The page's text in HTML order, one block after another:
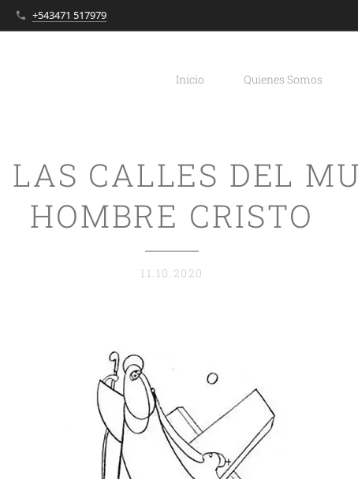
+543471 517979
Inicio Quienes Somos
CALLES DEL
HOMBRE CRISTO
11.10.2020